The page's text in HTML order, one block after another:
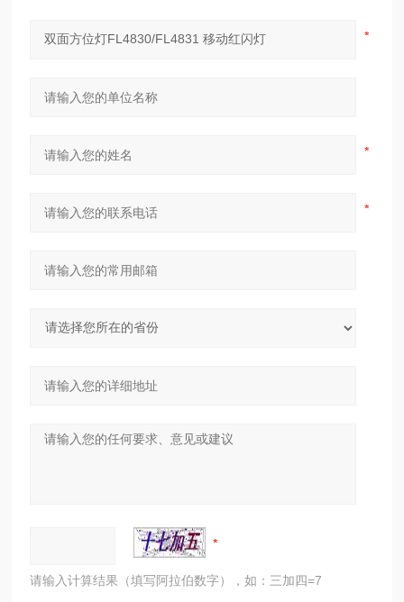
请输入计算结果（填写阿拉伯数字），如：三加四=7